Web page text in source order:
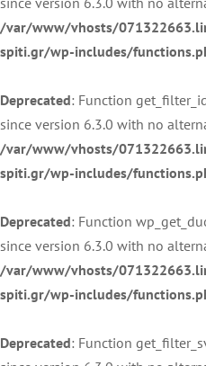
/var/www/vhosts/
spiti.gr/wp-includes/
Deprecated: Function
since version 6.3.0 with no
/var/www/vhosts/
spiti.gr/wp-includes/
Deprecated: Function
since version 6.3.0 with no
/var/www/vhosts/
spiti.gr/wp-includes/
Deprecated: Function